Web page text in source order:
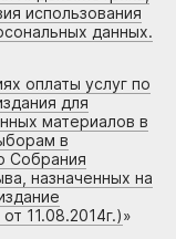
использования
данных.
оплаты услуг по
для
материалов в
в
Собрания
назначенных на
11.08.2014г.)»